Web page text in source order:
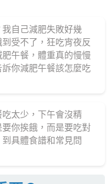
自己減肥失敗好幾
受不了，狂吃宵夜反
午餐，體重真的慢慢
你減肥午餐該怎麼吃
太少，下午會沒精
你挨餓，而是要吃對
具體食譜和常見問